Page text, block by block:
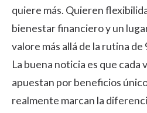
quiere más. Quieren
bienestar financiero y un
valore más allá de la rutina de
La buena noticia es que cada
apuestan por beneficios
realmente marcan la